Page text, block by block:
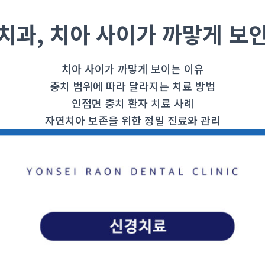
과, 치아 사이가 까맣게 보
치아 사이가 까맣게 보이는 이유
충치 범위에 따라 달라지는 치료 방법
인접면 충치 환자 치료 사례
자연치아 보존을 위한 정밀 진료와 관리